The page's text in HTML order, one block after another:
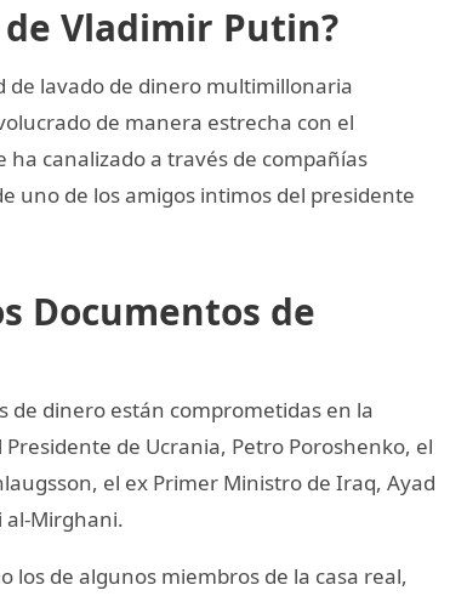
Vladimir Putin?
lavado de dinero multimillonaria
de manera estrecha con el
canalizado a través de compañías
uno de los amigos intimos del presidente
Documentos de
de dinero están comprometidas en la
de Ucrania, Petro Poroshenko, el
el ex Primer Ministro de Iraq, Ayad
al-Mirghani.
los de algunos miembros de la casa real,